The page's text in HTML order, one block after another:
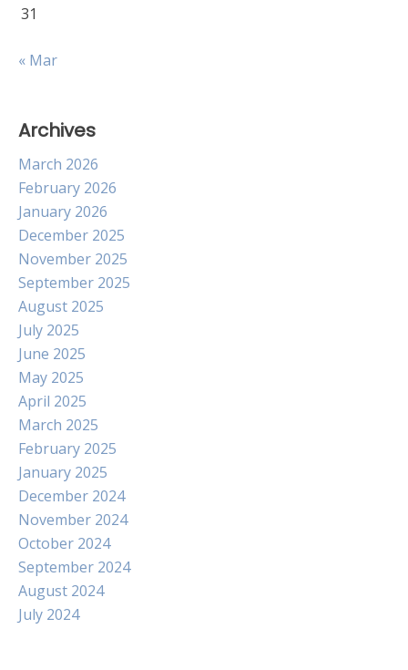
31
« Mar
Archives
March 2026
February 2026
January 2026
December 2025
November 2025
September 2025
August 2025
July 2025
June 2025
May 2025
April 2025
March 2025
February 2025
January 2025
December 2024
November 2024
October 2024
September 2024
August 2024
July 2024